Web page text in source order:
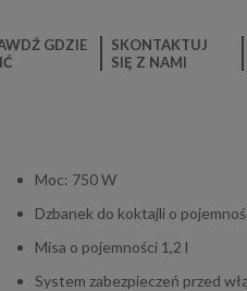
GDZIE
SKONTAKTUJ
SIĘ Z NAMI
Moc: 750 W
Dzbanek do koktajli o
Misa o pojemności 1,2 l
System zabezpieczeń przed